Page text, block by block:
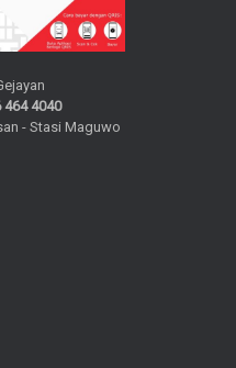
464 4040
- Stasi Maguwo